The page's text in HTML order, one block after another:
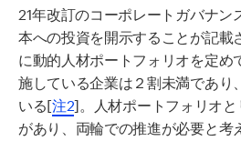
21年改訂のコーポレートガバナン
本への投資を開示することが記載
に動的人材ポートフォリオを定め
施している企業は２割未満であり
いる[注2]。人材ポートフォリオ
があり、両輪での推進が必要と考